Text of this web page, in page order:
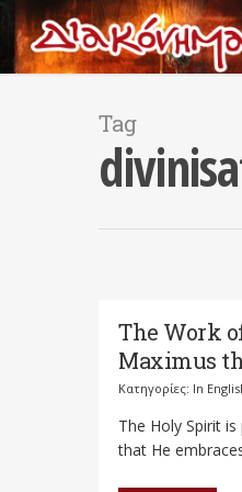
Tag
The Work
Maximus
Κατηγορίες: In
The Holy Spirit
that He